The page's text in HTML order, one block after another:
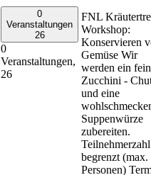
0
Veranstaltungen
26
0
Veranstaltungen,
26
FNL
Workshop:
Konservieren
Gemüse Wir
werden ein
Zucchini -
und eine
Suppenwürze
zubereiten.
Teilnehmerzahl
begrenzt (max.
Personen)